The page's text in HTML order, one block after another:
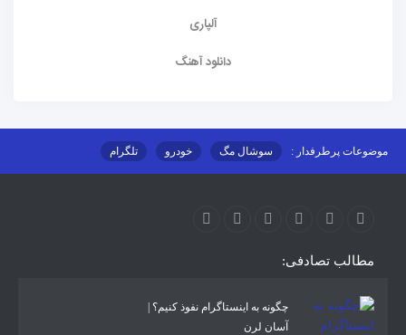
آلپاری
دانلود آهنگ
موضوعات پرطرفدار : سوشال مگ خودرو تلگرام
مطالب تصادفی:
چگونه به اینستاگرام نفوذ کنیم؟ |
آسان لرن